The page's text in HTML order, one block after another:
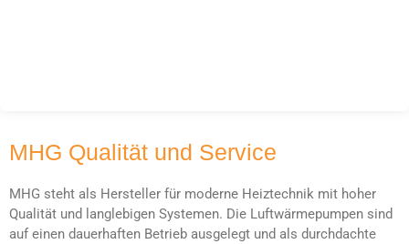
MHG Qualität und Service
MHG steht als Hersteller für moderne Heiztechnik mit hoher
Qualität und langlebigen Systemen. Die Luftwärmepumpen sind
auf einen dauerhaften Betrieb ausgelegt und als durchdachte